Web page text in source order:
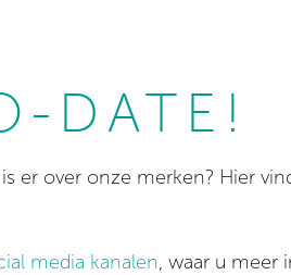
DATE!
er over onze merken? Hier
media kanalen, waar u meer